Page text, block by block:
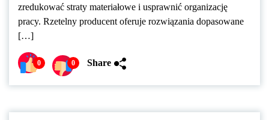
zredukować straty materiałowe i usprawnić organizację
pracy. Rzetelny producent oferuje rozwiązania dopasowane
[…]
0 0 Share